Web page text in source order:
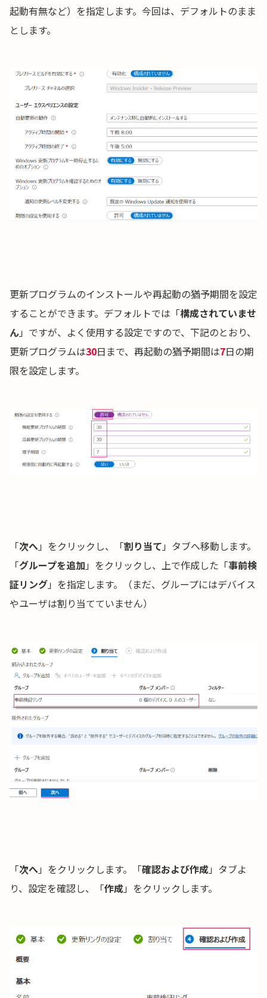
起動有無など）を指定します。今回は、デフォルトのまま
とします。
更新プログラムのインストールや再起動の猶予期間を設定
することができます。デフォルトでは「構成されていませ
ん」ですが、よく使用する設定ですので、下記のとおり、
更新プログラムは30日まで、再起動の猶予期間は7日の期
限を設定します。
「次へ」をクリックし、「割り当て 」タブへ移動します。
「グループを追加 」をクリックし、上で作成した「事前検
証リング」を指定します。（まだ、グループにはデバイス
やユーザは割り当てていません）
「次へ」をクリックします。「確認および作成」タブよ
り、設定を確認し、「作成」をクリックします。